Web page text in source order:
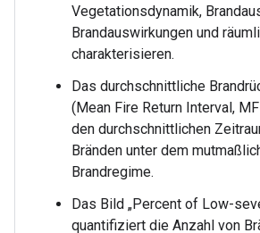
Vegetationsdynamik,
Brandauswirkungen und
charakterisieren.
Das durchschnittliche
(Mean Fire Return Interval,
den durchschnittlichen
Bränden unter dem
Brandregime.
Das Bild „Percent of Low-
quantifiziert die Anzahl von